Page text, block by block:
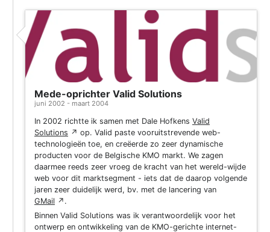
Mede-oprichter Valid Solutions
juni 2002 - maart 2004
In 2002 richtte ik samen met Dale Hofkens Valid
Solutions ↗ op. Valid paste vooruitstrevende web-
technologieën toe, en creëerde zo zeer dynamische
producten voor de Belgische KMO markt. We zagen
daarmee reeds zeer vroeg de kracht van het wereld-wijde
web voor dit marktsegment - iets dat de daarop volgende
jaren zeer duidelijk werd, bv. met de lancering van
GMail ↗ .
Binnen Valid Solutions was ik verantwoordelijk voor het
ontwerp en ontwikkeling van de KMO-gerichte internet-